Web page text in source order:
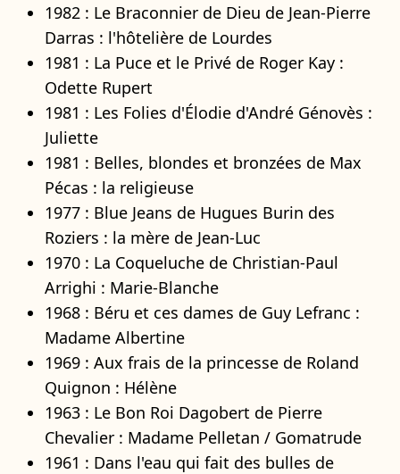
1982 : Le Braconnier de Dieu de Jean-Pierre
Darras : l'hôtelière de Lourdes
1981 : La Puce et le Privé de Roger Kay :
Odette Rupert
1981 : Les Folies d'Élodie d'André Génovès :
Juliette
1981 : Belles, blondes et bronzées de Max
Pécas : la religieuse
1977 : Blue Jeans de Hugues Burin des
Roziers : la mère de Jean-Luc
1970 : La Coqueluche de Christian-Paul
Arrighi : Marie-Blanche
1968 : Béru et ces dames de Guy Lefranc :
Madame Albertine
1969 : Aux frais de la princesse de Roland
Quignon : Hélène
1963 : Le Bon Roi Dagobert de Pierre
Chevalier : Madame Pelletan / Gomatrude
1961 : Dans l'eau qui fait des bulles de